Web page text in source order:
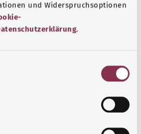
und Widerspruchsoptionen
.